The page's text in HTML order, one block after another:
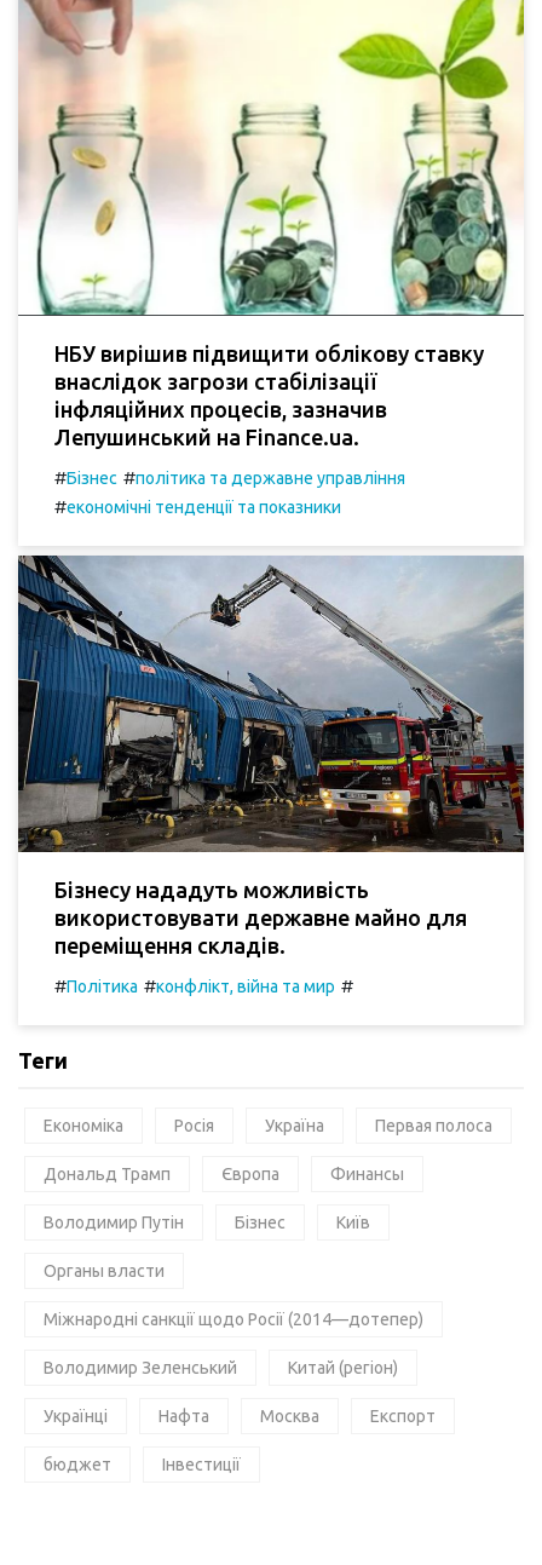
НБУ вирішив підвищити облікову ставку
внаслідок загрози стабілізації
інфляційних процесів, зазначив
Лепушинський на Finance.ua.
#Бізнес #політика та державне управління
#економічні тенденції та показники
Бізнесу нададуть можливість
використовувати державне майно для
переміщення складів.
#Політика #конфлікт, війна та мир #
Теги
Економіка Росія Україна Первая полоса
Дональд Трамп Європа Финансы
Володимир Путін Бізнес Київ
Органы власти
Міжнародні санкції щодо Росії (2014—дотепер)
Володимир Зеленський Китай (регіон)
Українці Нафта Москва Експорт
бюджет Інвестиції